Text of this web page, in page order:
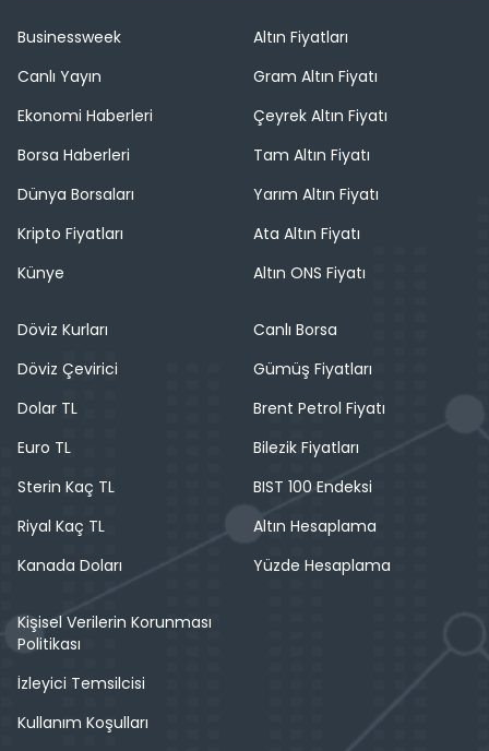
Businessweek
Canlı Yayın
Ekonomi Haberleri
Borsa Haberleri
Dünya Borsaları
Kripto Fiyatları
Künye
Altın Fiyatları
Gram Altın Fiyatı
Çeyrek Altın Fiyatı
Tam Altın Fiyatı
Yarım Altın Fiyatı
Ata Altın Fiyatı
Altın ONS Fiyatı
Döviz Kurları
Döviz Çevirici
Dolar TL
Euro TL
Sterin Kaç TL
Riyal Kaç TL
Kanada Doları
Canlı Borsa
Gümüş Fiyatları
Brent Petrol Fiyatı
Bilezik Fiyatları
BIST 100 Endeksi
Altın Hesaplama
Yüzde Hesaplama
Kişisel Verilerin Korunması
Politikası
İzleyici Temsilcisi
Kullanım Koşulları